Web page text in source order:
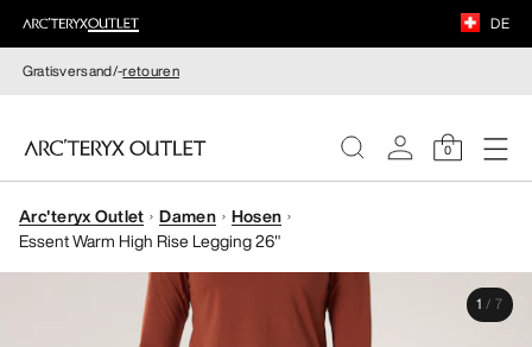
DE
Gratisversand/-retouren
0
DAMEN
Arc'teryx Outlet Damen
Hosen
Essent Warm High Rise Legging 26"
1 / 7